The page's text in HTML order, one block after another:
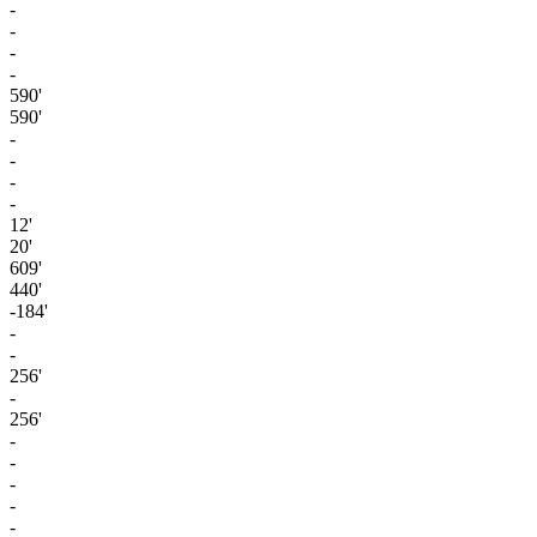
-
-
-
-
590'
590'
-
-
-
-
12'
20'
609'
440'
-184'
-
-
256'
-
256'
-
-
-
-
-